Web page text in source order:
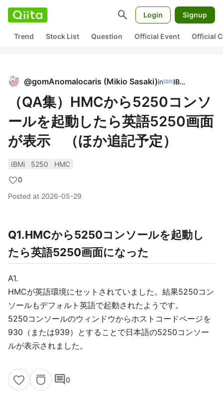
search Login Signup
Trend Stock List Question Official Event Official
@gomAnomalocaris (Mikio Sasaki)in IBM
（QA集）HMCから5250コンソ
ールを起動したら英語5250画面
が表示 （ほか追記予定）
IBMi 5250
HMC
0
Posted at 2026-05-29
Q1.HMCから5250コンソールを起動し
たら英語5250画面になった
A1.
HMCが英語環境にセットされていました。結果5250コン
ソールもデフォルト英語で起動されたようです。
5250コンソールのウィンドウからホストコードページを
930（または939）とすることで日本語の5250コンソー
ルが表示されました。
comment0